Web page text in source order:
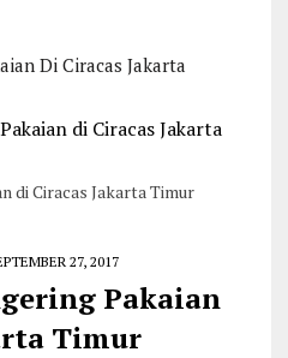
Di Ciracas Jakarta
di Ciracas Jakarta Timur
27, 2017
Pakaian
Timur